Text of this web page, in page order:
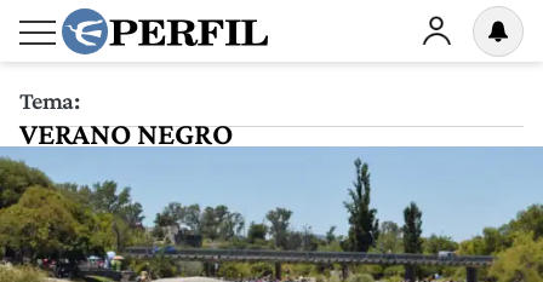
Tema:
VERANO NEGRO